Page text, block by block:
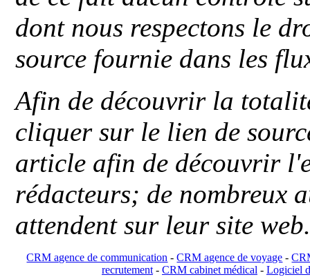
dont nous respectons le
source fournie dans les
Afin de découvrir la
cliquer sur le lien de
article afin de découvrir
rédacteurs; de nombreux
attendent sur leur site
CRM agence de communication -CRM agence de voyage -
recrutement- CRM cabinet médical- Logiciel